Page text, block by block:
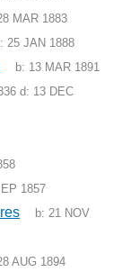
MAR 1883
25 JAN 1888
b: 13 MAR 1891
d: 13 DEC
1857
b:21 NOV
AUG 1894